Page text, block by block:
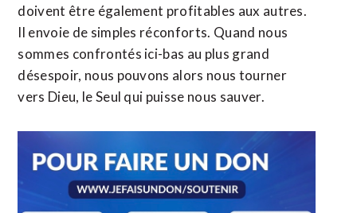
doivent être également profitables aux autres.
Il envoie de simples réconforts. Quand nous
sommes confrontés ici-bas au plus grand
désespoir, nous pouvons alors nous tourner
vers Dieu, le Seul qui puisse nous sauver.